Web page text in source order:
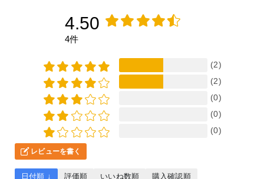
4.50
4件
(2)
(2)
(0)
(0)
(0)
レビューを書く
日付順 ↓ 評価順 いいね数順
購入確認順